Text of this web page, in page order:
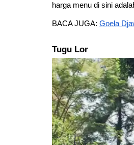
harga menu di sini
BACA JUGA: Goela
Tugu Lor